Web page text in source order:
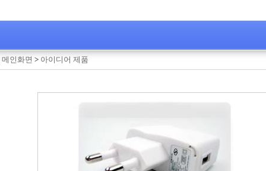
메인화면 > 아이디어 제품